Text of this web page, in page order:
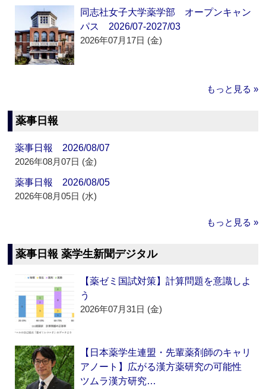
同志社女子大学薬学部 オープンキャン
パス 2026/07-2027/03
2026年07月17日 (金)
もっと見る »
薬事日報
薬事日報 2026/08/07
2026年08月07日 (金)
薬事日報 2026/08/05
2026年08月05日 (水)
もっと見る »
薬事日報 薬学生新聞デジタル
【薬ゼミ国試対策】計算問題を意識しよ
う
2026年07月31日 (金)
【日本薬学生連盟・先輩薬剤師のキャリ
アノート】広がる漢方薬研究の可能性
ツムラ漢方研究…